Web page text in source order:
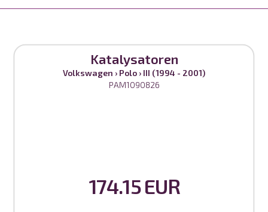
Katalysatoren
Volkswagen › Polo › III (1994 - 2001)
PAM1090826
174.15 EUR